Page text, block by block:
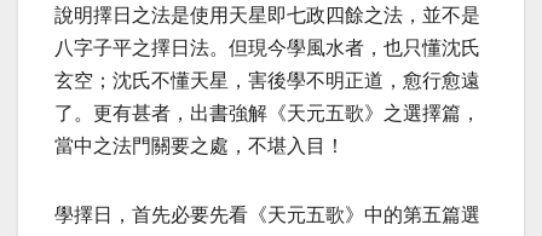
說明擇日之法是使用天星即七政四餘之法，並不是
八字子平之擇日法。但現今學風水者，也只懂沈氏
玄空；沈氏不懂天星，害後學不明正道，愈行愈遠
了。更有甚者，出書強解《天元五歌》之選擇篇，
當中之法門關要之處，不堪入目！
學擇日，首先必要先看《天元五歌》中的第五篇選